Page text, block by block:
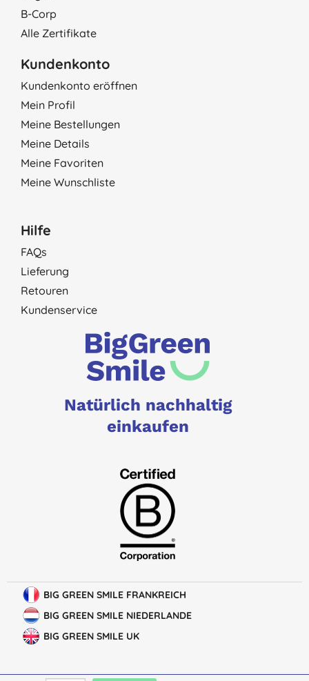
B-Corp
Alle Zertifikate
Kundenkonto
Kundenkonto eröffnen
Mein Profil
Meine Bestellungen
Meine Details
Meine Favoriten
Meine Wunschliste
Hilfe
FAQs
Lieferung
Retouren
Kundenservice
Natürlich nachhaltig
einkaufen
BIG GREEN SMILE FRANKREICH
BIG GREEN SMILE NIEDERLANDE
BIG GREEN SMILE UK